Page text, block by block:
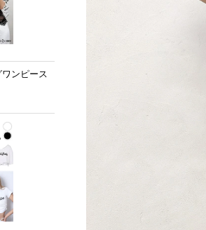
ンピース